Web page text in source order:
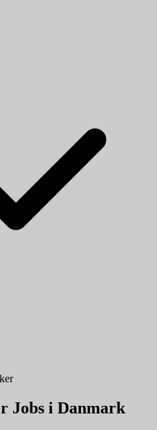
Jobs i Danmark